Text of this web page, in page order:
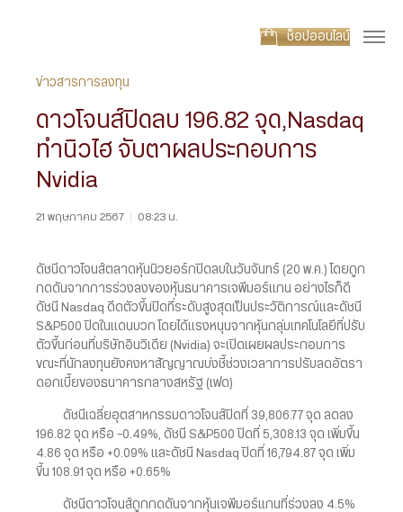
ช็อปออนไลน์
ข่าวสารการลงทุน
ดาวโจนส์ปิดลบ 196.82 จุด,Nasdaq
ทำนิวไฮ จับตาผลประกอบการ
Nvidia
21 พฤษภาคม 2567 | 08:23 น.
ดัชนีดาวโจนส์ตลาดหุ้นนิวยอร์กปิดลบในวันจันทร์ (20 พ.ค.) โดยถูก
กดดันจากการร่วงลงของหุ้นธนาคารเจพีมอร์แกน อย่างไรก็ดี
ดัชนี Nasdaq ดีดตัวขึ้นปิดที่ระดับสูงสุดเป็นประวัติการณ์และดัชนี
S&P500 ปิดในแดนบวก โดยได้แรงหนุนจากหุ้นกลุ่มเทคโนโลยีที่ปรับ
ตัวขึ้นก่อนที่บริษัทอินวิเดีย (Nvidia) จะเปิดเผยผลประกอบการ
ขณะที่นักลงทุนยังคงหาสัญญาณบ่งชี้ช่วงเวลาการปรับลดอัตรา
ดอกเบี้ยของธนาคารกลางสหรัฐ (เฟด)
ดัชนีเฉลี่ยอุตสาหกรรมดาวโจนส์ปิดที่ 39,806.77 จุด ลดลง
196.82 จุด หรือ -0.49%, ดัชนี S&P500 ปิดที่ 5,308.13 จุด เพิ่มขึ้น
4.86 จุด หรือ +0.09% และดัชนี Nasdaq ปิดที่ 16,794.87 จุด เพิ่ม
ขึ้น 108.91 จุด หรือ +0.65%
ดัชนีดาวโจนส์ถูกกดดันจากหุ้นเจพีมอร์แกนที่ร่วงลง 4.5%